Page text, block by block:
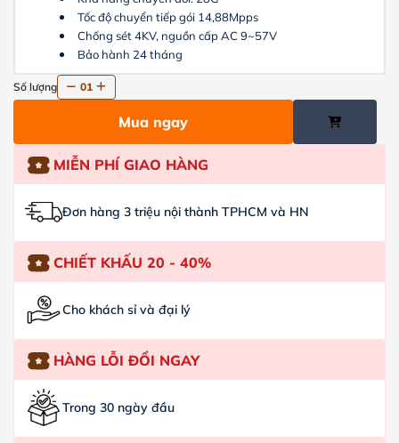
Tốc độ chuyển tiếp gói 14,88Mpps
Chống sét 4KV, nguồn cấp AC 9~57V
Bảo hành 24 tháng
Số lượng 01
Mua ngay
MIỄN PHÍ GIAO HÀNG
Đơn hàng 3 triệu nội thành TPHCM và HN
CHIẾT KHẤU 20 - 40%
Cho khách sỉ và đại lý
HÀNG LỖI ĐỔI NGAY
Trong 30 ngày đầu